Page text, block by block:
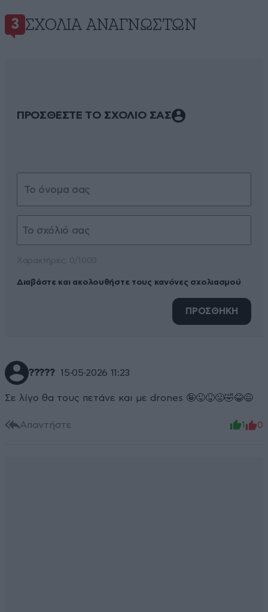
3 ΣΧΌΛΙΑ ΑΝΑΓΝΩΣΤΏΝ
ΠΡΟΣΘΕΣΤΕ ΤΟ ΣΧΟΛΙΟ ΣΑΣ
Διαβάστε και ακολουθήστε τους κανόνες σχολιασμού
ΠΡΟΣΘΗΚΗ
????? 15·05·2026 11:23
Σε λίγο θα τους πετάνε και με drones 🤪😜😝😛🤣😂😅
Απαντήστε 1 0